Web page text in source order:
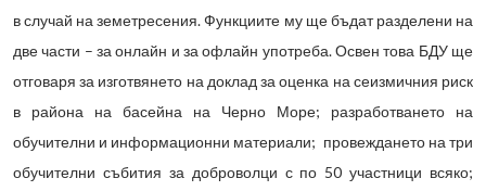
в случай на земетресения. Функциите му ще бъдат разделени на
две части – за онлайн и за офлайн употреба. Освен това БДУ ще
отговаря за изготвянето на доклад за оценка на сеизмичния риск
в района на басейна на Черно Море; разработването на
обучителни и информационни материали; провеждането на три
обучителни събития за доброволци с по 50 участници всяко;